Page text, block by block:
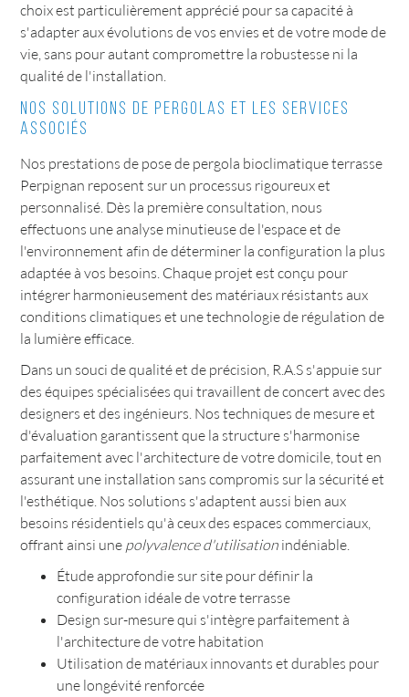
choix est particulièrement apprécié pour sa capacité à
s'adapter aux évolutions de vos envies et de votre mode de
vie, sans pour autant compromettre la robustesse ni la
qualité de l'installation.
Nos solutions de pergolas et les services
associés
Nos prestations de pose de pergola bioclimatique terrasse
Perpignan reposent sur un processus rigoureux et
personnalisé. Dès la première consultation, nous
effectuons une analyse minutieuse de l'espace et de
l'environnement afin de déterminer la configuration la plus
adaptée à vos besoins. Chaque projet est conçu pour
intégrer harmonieusement des matériaux résistants aux
conditions climatiques et une technologie de régulation de
la lumière efficace.
Dans un souci de qualité et de précision, R.A.S s'appuie sur
des équipes spécialisées qui travaillent de concert avec des
designers et des ingénieurs. Nos techniques de mesure et
d'évaluation garantissent que la structure s'harmonise
parfaitement avec l'architecture de votre domicile, tout en
assurant une installation sans compromis sur la sécurité et
l'esthétique. Nos solutions s'adaptent aussi bien aux
besoins résidentiels qu'à ceux des espaces commerciaux,
offrant ainsi une polyvalence d'utilisation indéniable.
Étude approfondie sur site pour définir la
configuration idéale de votre terrasse
Design sur-mesure qui s'intègre parfaitement à
l'architecture de votre habitation
Utilisation de matériaux innovants et durables pour
une longévité renforcée